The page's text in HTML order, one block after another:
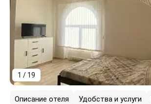
1 / 19
Описание отеля Удобства и услуги